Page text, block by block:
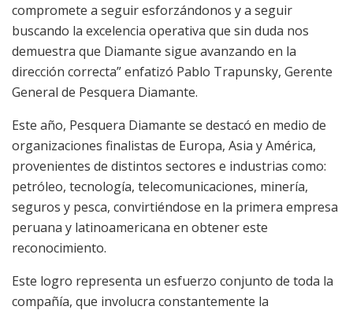
compromete a seguir esforzándonos y a seguir
buscando la excelencia operativa que sin duda nos
demuestra que Diamante sigue avanzando en la
dirección correcta” enfatizó Pablo Trapunsky, Gerente
General de Pesquera Diamante.
Este año, Pesquera Diamante se destacó en medio de
organizaciones finalistas de Europa, Asia y América,
provenientes de distintos sectores e industrias como:
petróleo, tecnología, telecomunicaciones, minería,
seguros y pesca, convirtiéndose en la primera empresa
peruana y latinoamericana en obtener este
reconocimiento.
Este logro representa un esfuerzo conjunto de toda la
compañía, que involucra constantemente la